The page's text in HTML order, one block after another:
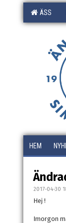
ÄSS
HEM
2017-04-30
Hej !
Imorgon